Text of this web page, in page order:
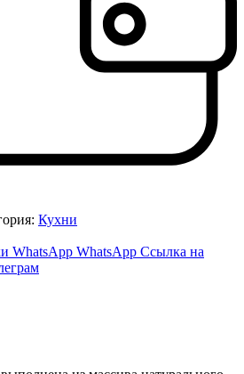
Кухни
WhatsApp WhatsApp Ссылка на